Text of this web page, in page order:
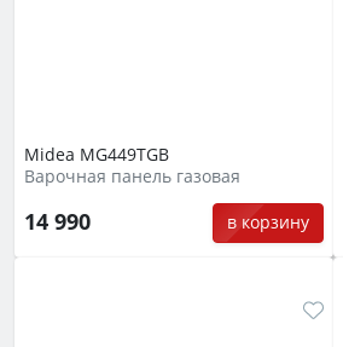
Midea MG449TGB
Варочная панель газовая
14 990 в корзину